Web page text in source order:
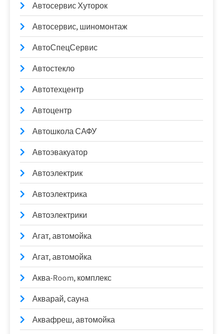
Автосервис Хуторок
Автосервис, шиномонтаж
АвтоСпецСервис
Автостекло
Автотехцентр
Автоцентр
Автошкола САФУ
Автоэвакуатор
Автоэлектрик
Автоэлектрика
Автоэлектрики
Агат, автомойка
Агат, автомойка
Аква-Room, комплекс
Акварай, сауна
Аквафреш, автомойка